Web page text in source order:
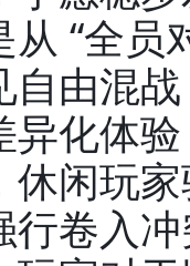
“全员
自由混
异化体
休闲玩
行卷入